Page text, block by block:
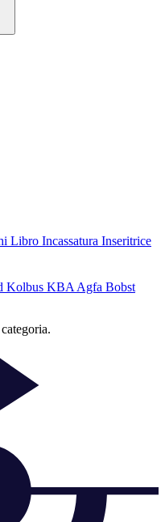
Libro Incassatura Inseritrice
Kolbus KBA Agfa Bobst